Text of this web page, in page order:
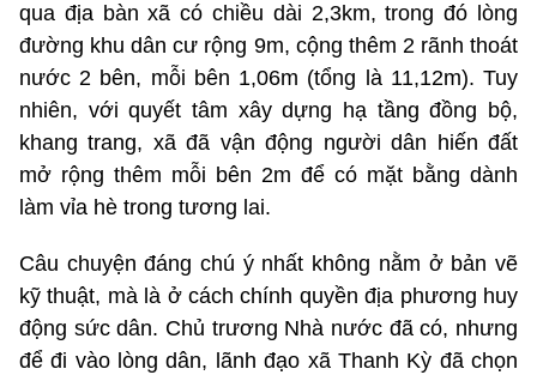
qua địa bàn xã có chiều dài 2,3km, trong đó lòng
đường khu dân cư rộng 9m, cộng thêm 2 rãnh thoát
nước 2 bên, mỗi bên 1,06m (tổng là 11,12m). Tuy
nhiên, với quyết tâm xây dựng hạ tầng đồng bộ,
khang trang, xã đã vận động người dân hiến đất
mở rộng thêm mỗi bên 2m để có mặt bằng dành
làm vỉa hè trong tương lai.
Câu chuyện đáng chú ý nhất không nằm ở bản vẽ
kỹ thuật, mà là ở cách chính quyền địa phương huy
động sức dân. Chủ trương Nhà nước đã có, nhưng
để đi vào lòng dân, lãnh đạo xã Thanh Kỳ đã chọn